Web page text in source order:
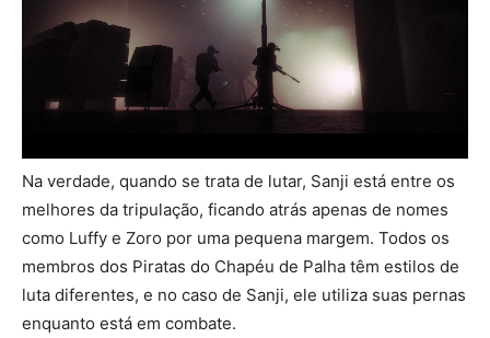
Na verdade, quando se trata de lutar, Sanji está entre os
melhores da tripulação, ficando atrás apenas de nomes
como Luffy e Zoro por uma pequena margem. Todos os
membros dos Piratas do Chapéu de Palha têm estilos de
luta diferentes, e no caso de Sanji, ele utiliza suas pernas
enquanto está em combate.